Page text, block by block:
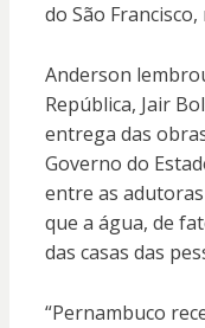
do São
Anderson
República, Jair
entrega das
Governo do
entre as
que a água, de
das casas das
“Pernambuco